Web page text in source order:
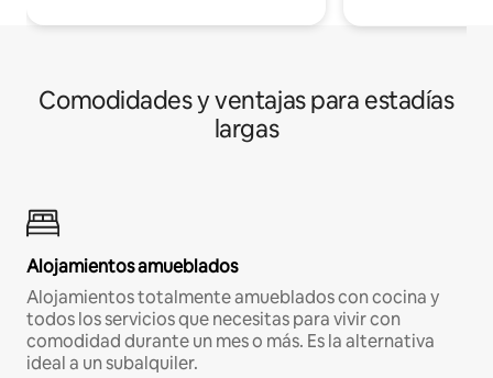
Comodidades y ventajas para estadías
largas
Alojamientos amueblados
Alojamientos totalmente amueblados con cocina y
todos los servicios que necesitas para vivir con
comodidad durante un mes o más. Es la alternativa
ideal a un subalquiler.